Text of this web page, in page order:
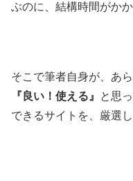
ぶのに、結構時間がかか
そこで筆者自身が、あ
『良い！使える』
と思
できるサイトを、厳選